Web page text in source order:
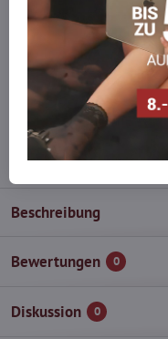
Möchten Sie
auf Lager
Zögern Sie nicht, uns zu
wieder auf!
info​@everlady​.eu
Beschreibung
Bewertungen 0
Diskussion 0